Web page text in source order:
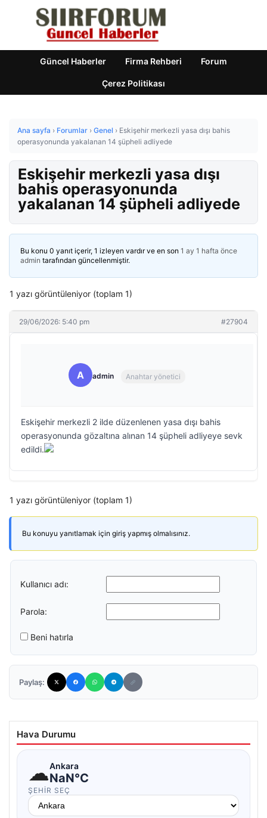
Güncel Haberler Firma Rehberi Forum
Çerez Politikası
Ana sayfa › Forumlar › Genel › Eskişehir merkezli yasa dışı bahis
operasyonunda yakalanan 14 şüpheli adliyede
Eskişehir merkezli yasa dışı
bahis operasyonunda
yakalanan 14 şüpheli adliyede
Bu konu 0 yanıt içerir, 1 izleyen vardır ve en son 1 ay 1 hafta önce
admin tarafından güncellenmiştir.
1 yazı görüntüleniyor (toplam 1)
29/06/2026: 5:40 pm #27904
A admin Anahtar yönetici
Eskişehir merkezli 2 ilde düzenlenen yasa dışı bahis
operasyonunda gözaltına alınan 14 şüpheli adliyeye sevk
edildi.
1 yazı görüntüleniyor (toplam 1)
Bu konuyu yanıtlamak için giriş yapmış olmalısınız.
Kullanıcı adı:
Parola:
Beni hatırla
Paylaş:
Hava Durumu
☁Ankara
NaN°C
ŞEHIR SEÇ